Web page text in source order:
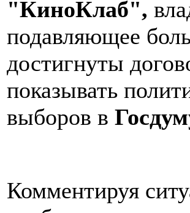
"КиноКлаб",
подавляющее
достигнуты
показывать
выборов в
Комментируя